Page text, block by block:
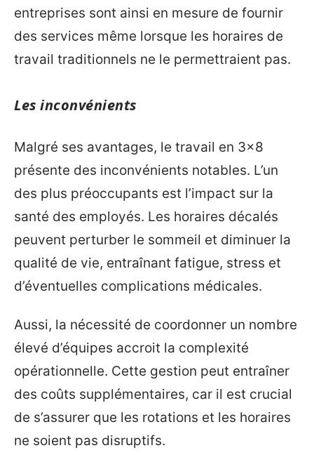
entreprises sont ainsi en mesure de fournir
des services même lorsque les horaires de
travail traditionnels ne le permettraient pas.
Les inconvénients
Malgré ses avantages, le travail en 3×8
présente des inconvénients notables. L’un
des plus préoccupants est l’impact sur la
santé des employés. Les horaires décalés
peuvent perturber le sommeil et diminuer la
qualité de vie, entraînant fatigue, stress et
d’éventuelles complications médicales.
Aussi, la nécessité de coordonner un nombre
élevé d’équipes accroit la complexité
opérationnelle. Cette gestion peut entraîner
des coûts supplémentaires, car il est crucial
de s’assurer que les rotations et les horaires
ne soient pas disruptifs.